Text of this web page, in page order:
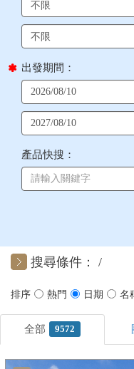
海島假期
韓國
東南亞
美加紐澳
客製化行程
出發期間：
產品快搜：
搜尋條件：
9572